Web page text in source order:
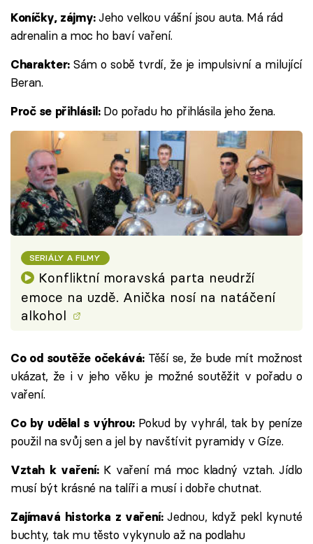
Koníčky, zájmy:Jeho velkou vášní jsou auta. Má rád
adrenalin a moc ho baví vaření.
Charakter:Sám o sobě tvrdí, že je impulsivní a milující
Beran.
Proč se přihlásil: Do pořadu ho přihlásila jeho žena.
SERIÁLY A FILMY
Konfliktní moravská parta neudrží
emoce na uzdě. Anička nosí na natáčení
alkohol
Co od soutěže očekává:Těší se, že bude mít možnost
ukázat, že i v jeho věku je možné soutěžit v pořadu o
vaření.
Co by udělal s výhrou: Pokud by vyhrál, tak by peníze
použil na svůj sen a jel by navštívit pyramidy v Gíze.
Vztah k vaření: K vaření má moc kladný vztah. Jídlo
musí být krásné na talíři a musí i dobře chutnat.
Zajímavá historka z vaření:Jednou, když pekl kynuté
buchty, tak mu těsto vykynulo až na podlahu